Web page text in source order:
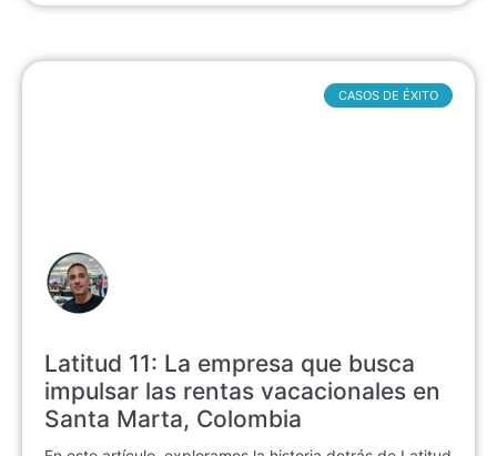
Latitud 11: La empresa que busca
impulsar las rentas vacacionales en
Santa Marta, Colombia
CASOS DE ÉXITO